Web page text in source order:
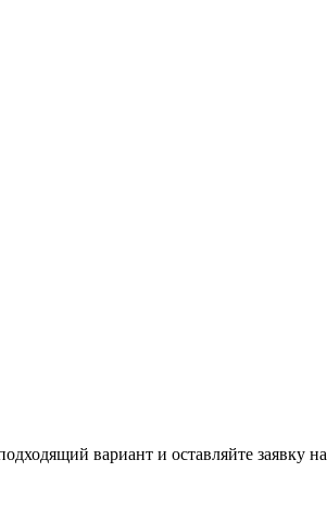
вариант и оставляйте заявку на